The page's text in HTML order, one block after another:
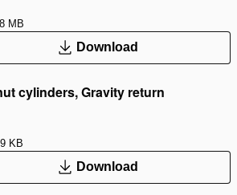
MB
Download
cylinders, Gravity return
KB
Download